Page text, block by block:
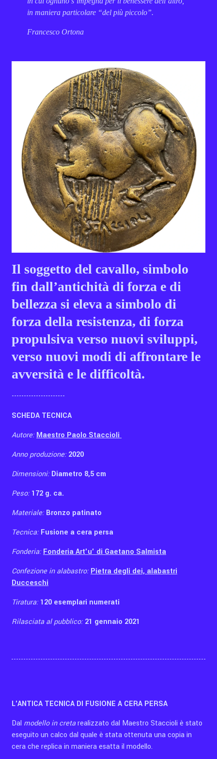
in maniera particolare “del più piccolo”.
Francesco Ortona
Il soggetto del cavallo, simbolo
fin dall’antichità di forza e di
bellezza si eleva a simbolo di
forza della resistenza, di forza
propulsiva verso nuovi sviluppi,
verso nuovi modi di affrontare le
avversità e le difficoltà.
----------------------
SCHEDA TECNICA
Autore: Maestro Paolo Staccioli
Anno produzione: 2020
Dimensioni: Diametro 8,5 cm
Peso: 172 g. ca.
Materiale: Bronzo patinato
Tecnica: Fusione a cera persa
Fonderia: Fonderia Art'u' di Gaetano Salmista
Confezione in alabastro: Pietra degli dei, alabastri
Ducceschi
Tiratura: 120 esemplari numerati
Rilasciata al pubblico: 21 gennaio 2021
L'ANTICA TECNICA DI FUSIONE A CERA PERSA
Dal modello in cretarealizzato dal Maestro Staccioli è stato
eseguito un calco dal quale è stata ottenuta una copia in
cera che replica in maniera esatta il modello.